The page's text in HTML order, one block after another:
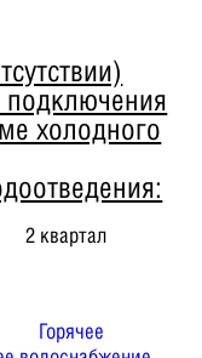
подключения
холодного
Горячее